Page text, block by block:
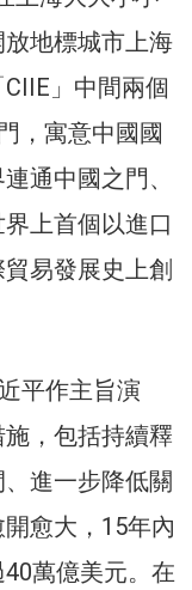
地標城市上海
」中間兩個
，寓意中國國
通中國之門、
上首個以進口
易發展史上創
平作主旨演
，包括持續釋
進一步降低關
愈大，15年內
萬億美元。在